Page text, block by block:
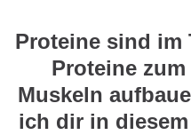
Proteine sind im
Proteine
Muskeln
ich dir in